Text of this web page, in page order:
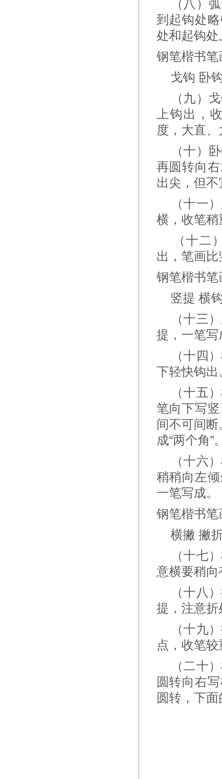
（八）弧
到起钩处
处和起钩
钢笔楷书
戈钩 卧
（九）戈
上钩出，
度，大直
（十）卧
再圆转向
出尖，但
（十一）
横，收笔稍
（十二）
出，笔画
钢笔楷书
竖提 横
（十三）
提，一笔
（十四）
下轻快钩
（十五）
笔向下写
间不可间断
成“两个角”
（十六）
稍稍向左
一笔写成。
钢笔楷书
横撇 撇
（十七）
意横要稍
（十八）
提，注意
（十九）
点，收笔
（二十）
圆转向右
圆转，下